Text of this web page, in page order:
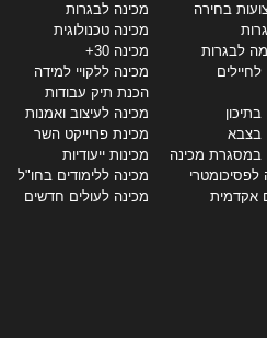
בחירה
לבגרות
בצבא
במסגרת מכינה
לפסיכומטרי
אקדמית
מכינה לבגרות
מכינה טכנולוגית
מכינה 30+
מכינה ללקויי למידה
הכנת תיק עבודות
מכינה לעיצוב ואמנות
מכינת פרוייקט השר
מכינות ייעודיות
מכינה ללימודים בחו"ל
מכינה לעולים חדשים